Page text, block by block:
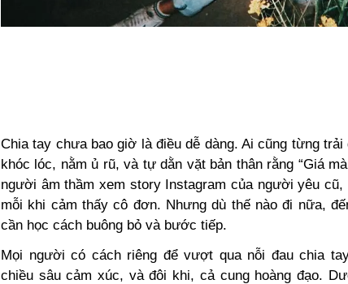
Chia tay chưa bao giờ là điều dễ dàng. Ai cũng từng
khóc lóc, nằm ủ rũ, và tự dằn vặt bản thân rằng “Giá
người âm thầm xem story Instagram của người yêu
mỗi khi cảm thấy cô đơn. Nhưng dù thế nào đi nữa,
cần học cách buông bỏ và bước tiếp.
Mọi người có cách riêng để vượt qua nỗi đau chia
chiều sâu cảm xúc, và đôi khi, cả cung hoàng đạo.